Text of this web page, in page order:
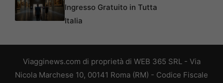
Ingresso Gratuito in Tutta
Italia
Viagginews.com di proprietà di WEB 365 SRL - Via
Nicola Marchese 10, 00141 Roma (RM) - Codice Fiscale